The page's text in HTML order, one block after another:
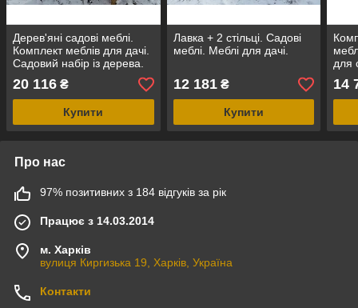
Дерев'яні садові меблі.
Комплект меблів для дачі.
Садовий набір із дерева.
20 116 ₴
Купити
Лавка + 2 стільці. Садові
меблі. Меблі для дачі.
12 181₴
Купити
для
14
Про нас
97% позитивних з 184 відгуків за рік
Працює з 14.03.2014
м. Харків
вулиця Киргизька 19, Харків, Україна
Контакти